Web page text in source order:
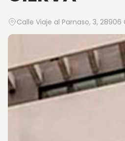
Calle Viaje al Parnaso, 3,